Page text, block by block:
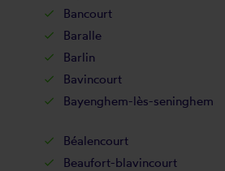
Bancourt
Baralle
Barlin
Bavincourt
Bayenghem-lès-seninghem
Béalencourt
Beaufort-blavincourt